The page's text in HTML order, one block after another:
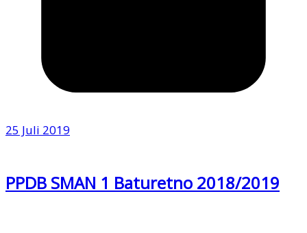
25 Juli 2019
PPDB SMAN 1 Baturetno 2018/2019